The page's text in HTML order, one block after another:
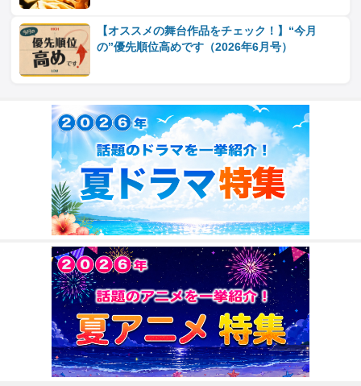
【オススメの舞台作品をチェック！】“今月
の”優先順位高めです（2026年6月号）